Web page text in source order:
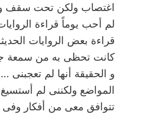
اغتصاب ولكن تحت سقف
لم أحب يوماً قراءة
قراءة بعض الروايات
كانت تحظى به من سمعة
و الحقيقة أنها لم
المواضع ولكننى لم
تتوافق معى من أفكار وفى